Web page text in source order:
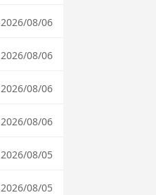
2026/08/06
2026/08/06
2026/08/06
2026/08/06
2026/08/05
2026/08/05